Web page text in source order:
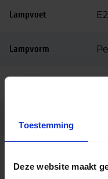
Toestemming
Deze website maakt
Lampvoet
Lampvorm
(v)